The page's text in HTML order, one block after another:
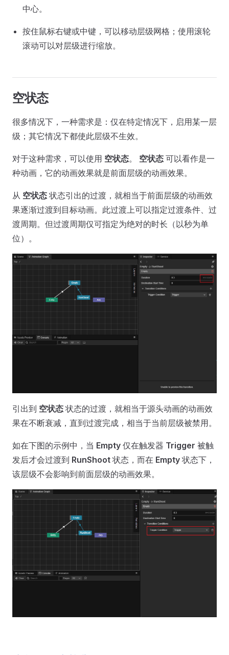
中心。
按住鼠标右键或中键，可以移动层级网格；使用滚轮
滚动可以对层级进行缩放。
空状态
很多情况下，一种需求是：仅在特定情况下，启用某一层
级；其它情况下都使此层级不生效。
对于这种需求，可以使用 空状态。 空状态 可以看作是一
种动画，它的动画效果就是前面层级的动画效果。
从 空状态 状态引出的过渡，就相当于前面层级的动画效
果逐渐过渡到目标动画。此过渡上可以指定过渡条件、过
渡周期。但过渡周期仅可指定为绝对的时长（以秒为单
位）。
引出到 空状态 状态的过渡，就相当于源头动画的动画效
果在不断衰减，直到过渡完成，相当于当前层级被禁用。
如在下图的示例中，当 Empty 仅在触发器 Trigger 被触
发后才会过渡到 RunShoot 状态，而在 Empty 状态下，
该层级不会影响到前面层级的动画效果。